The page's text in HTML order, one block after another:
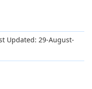
Updated: 29-August-